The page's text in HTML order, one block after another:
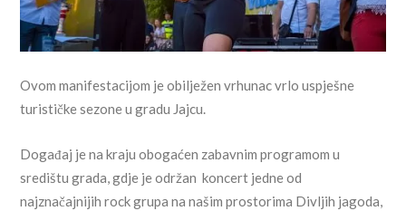
Ovom manifestacijom je obilježen vrhunac vrlo uspješne
turističke sezone u gradu Jajcu.
Događaj je na kraju obogaćen zabavnim programom u
središtu grada, gdje je održan koncert jedne od
najznačajnijih rock grupa na našim prostorima Divljih jagoda,